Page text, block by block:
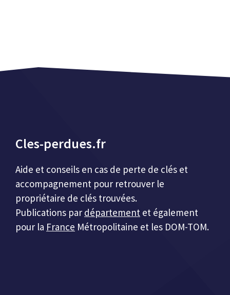
Cles-perdues.fr
Aide et conseils en cas de perte de clés et
accompagnement pour retrouver le
propriétaire de clés trouvées.
Publications par département et également
pour la France Métropolitaine et les DOM-TOM.